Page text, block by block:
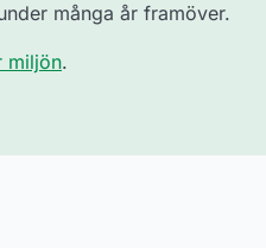
många år framöver.
miljön.